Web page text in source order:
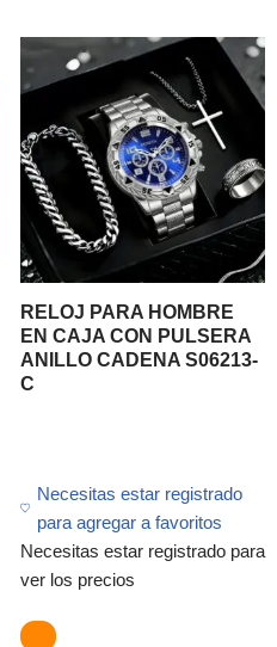
RELOJ PARA HOMBRE
EN CAJA CON PULSERA
ANILLO CADENA S06213-
C
Necesitas estar registrado
para agregar a favoritos
Necesitas estar registrado para
ver los precios